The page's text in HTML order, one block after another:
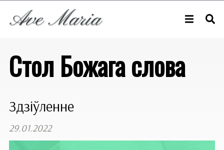
Стол Божага слова
Здзіўленне
29.01.2022